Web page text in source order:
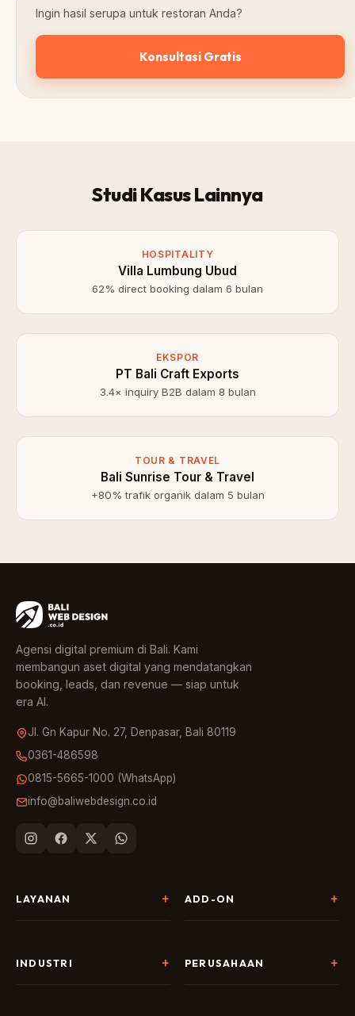
Ingin hasil serupa untuk restoran Anda?
Konsultasi Gratis
Studi Kasus Lainnya
HOSPITALITY
Villa Lumbung Ubud
62% direct booking dalam 6 bulan
EKSPOR
PT Bali Craft Exports
3.4× inquiry B2B dalam 8 bulan
TOUR & TRAVEL
Bali Sunrise Tour & Travel
+80% trafik organik dalam 5 bulan
Agensi digital premium di Bali. Kami
membangun aset digital yang mendatangkan
booking, leads, dan revenue — siap untuk
era AI.
Jl. Gn Kapur No. 27, Denpasar, Bali 80119
0361-486598
0815-5665-1000 (WhatsApp)
info@baliwebdesign.co.id
LAYANAN
SEO & AI Search
ADD-ON
Chatbot & Live Chat
INDUSTRI PERUSAHAAN